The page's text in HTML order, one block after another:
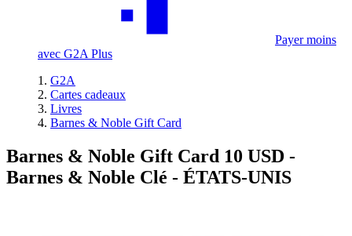
Payer moins
avec G2A Plus
G2A
Cartes cadeaux
Livres
Barnes & Noble Gift Card
Barnes & Noble Gift Card 10 USD -
Barnes & Noble Clé - ÉTATS-UNIS